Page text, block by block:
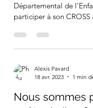
Départemental de l’Enfance
participer à son
Alexis Pavard
18 avr. 2023
1 min
Nous sommes